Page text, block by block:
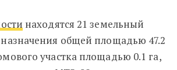
находятся 21 земельный
общей площадью 47.2
участка площадью 0.1 га,